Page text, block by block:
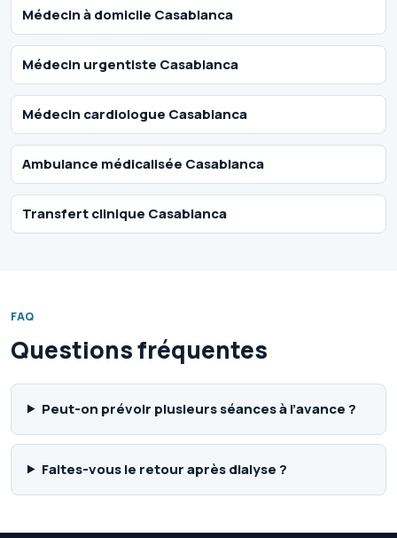
Médecin à domicile Casablanca
Médecin urgentiste Casablanca
Médecin cardiologue Casablanca
Ambulance médicalisée Casablanca
Transfert clinique Casablanca
FAQ
Questions fréquentes
Peut-on prévoir plusieurs séances à l’avance ?
Faites-vous le retour après dialyse ?